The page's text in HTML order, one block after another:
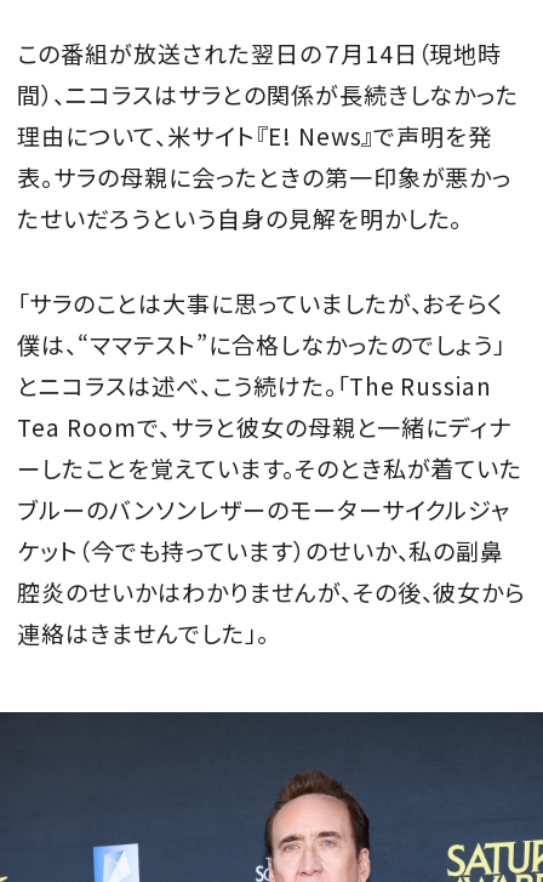
この番組が放送された翌日の７月14日（現地時
間）、ニコラスはサラとの関係が長続きしなかった
理由について、米サイト『E! News』で声明を発
表。サラの母親に会ったときの第一印象が悪かっ
たせいだろうという自身の見解を明かした。
「サラのことは大事に思っていましたが、おそらく
僕は、“ママテスト”に合格しなかったのでしょう」
とニコラスは述べ、こう続けた。「The Russian
Tea Roomで、サラと彼女の母親と一緒にディナ
ーしたことを覚えています。そのとき私が着ていた
ブルーのバンソンレザーのモーターサイクルジャ
ケット（今でも持っています）のせいか、私の副鼻
腔炎のせいかはわかりませんが、その後、彼女から
連絡はきませんでした」。